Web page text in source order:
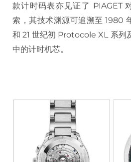
款计时码表亦见证了 PIAGET
索，其技术渊源可追溯至 1980
和 21 世纪初 Protocole XL 系
中的计时机芯。